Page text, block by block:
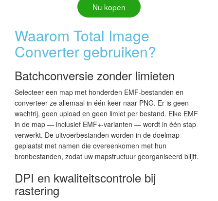
Nu kopen
Waarom Total Image
Converter gebruiken?
Batchconversie zonder limieten
Selecteer een map met honderden EMF-bestanden en
converteer ze allemaal in één keer naar PNG. Er is geen
wachtrij, geen upload en geen limiet per bestand. Elke EMF
in de map — inclusief EMF+-varianten — wordt in één stap
verwerkt. De uitvoerbestanden worden in de doelmap
geplaatst met namen die overeenkomen met hun
bronbestanden, zodat uw mapstructuur georganiseerd blijft.
DPI en kwaliteitscontrole bij
rastering